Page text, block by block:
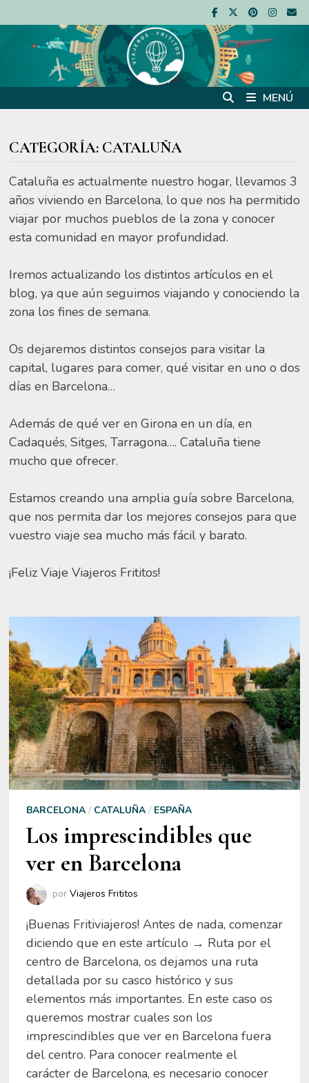
al
contenido
MENÚ
CATEGORÍA: CATALUÑA
Cataluña es actualmente nuestro hogar, llevamos 3
años viviendo en Barcelona, lo que nos ha permitido
viajar por muchos pueblos de la zona y conocer
esta comunidad en mayor profundidad.
Iremos actualizando los distintos artículos en el
blog, ya que aún seguimos viajando y conociendo la
zona los fines de semana.
Os dejaremos distintos consejos para visitar la
capital, lugares para comer, qué visitar en uno o dos
días en Barcelona…
Además de qué ver en Girona en un día, en
Cadaqués, Sitges, Tarragona…. Cataluña tiene
mucho que ofrecer.
Estamos creando una amplia guía sobre Barcelona,
que nos permita dar los mejores consejos para que
vuestro viaje sea mucho más fácil y barato.
¡Feliz Viaje Viajeros Frititos!
BARCELONA/ CATALUÑA/ ESPAÑA
Los imprescindibles que
ver en Barcelona
por Viajeros Frititos
¡Buenas Fritiviajeros! Antes de nada, comenzar
diciendo que en este artículo → Ruta por el
centro de Barcelona, os dejamos una ruta
detallada por su casco histórico y sus
elementos más importantes. En este caso os
queremos mostrar cuales son los
imprescindibles que ver en Barcelona fuera
del centro. Para conocer realmente el
carácter de Barcelona, es necesario conocer